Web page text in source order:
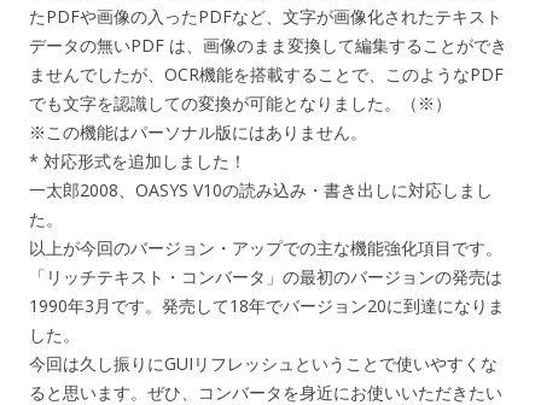
たPDFや画像の入ったPDFなど、文字が画像化されたテキスト
データの無いPDF は、画像のまま変換して編集することができ
ませんでしたが、OCR機能を搭載することで、このようなPDF
でも文字を認識しての変換が可能となりました。（※）
※この機能はパーソナル版にはありません。
* 対応形式を追加しました！
一太郎2008、OASYS V10の読み込み・書き出しに対応しまし
た。
以上が今回のバージョン・アップでの主な機能強化項目です。
「リッチテキスト・コンバータ」の最初のバージョンの発売は
1990年3月です。発売して18年でバージョン20に到達になりま
した。
今回は久し振りにGUIリフレッシュということで使いやすくな
ると思います。ぜひ、コンバータを身近にお使いいただきたい